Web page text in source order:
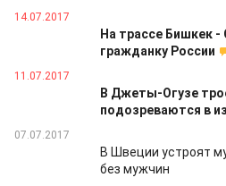
14.07.2017
На трассе Бишкек
гражданку России
11.07.2017
В Джеты-Огузе
подозреваются в
07.07.2017
В Швеции устроят
без мужчин